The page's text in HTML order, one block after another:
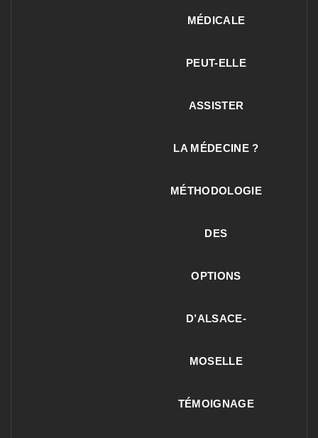
MÉDICALE
PEUT-ELLE
ASSISTER
LA MÉDECINE ?
MÉTHODOLOGIE
DES
OPTIONS
D’ALSACE-
MOSELLE
TÉMOIGNAGE